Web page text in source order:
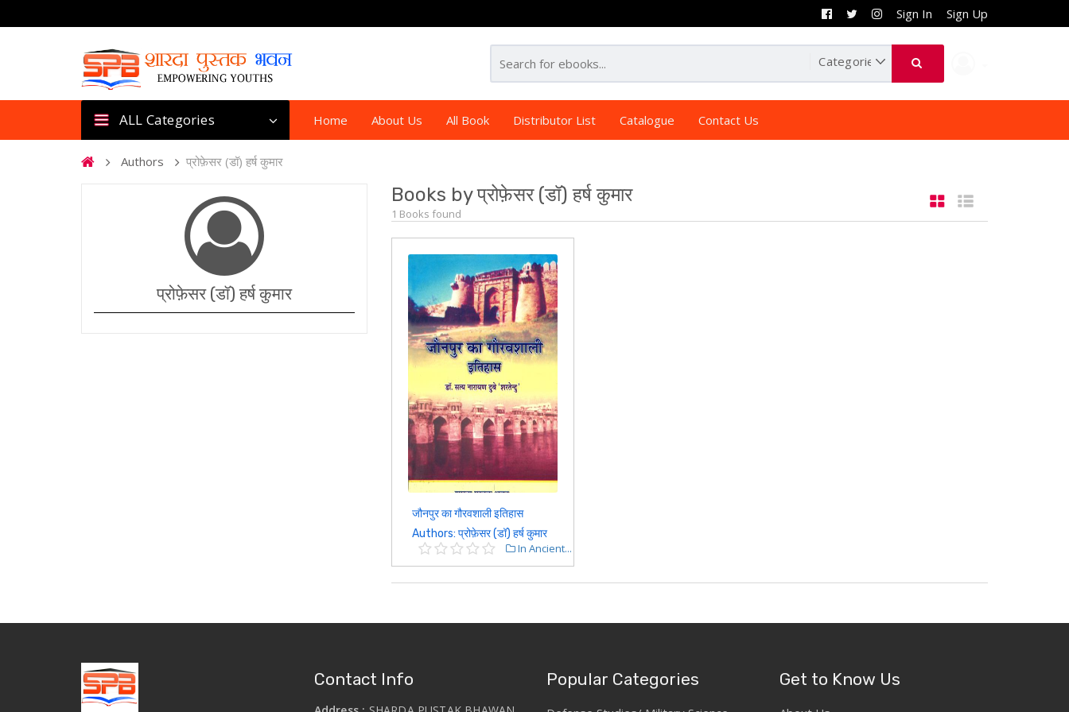
Sign In Sign Up
ALL Categories Home About Us All Book Distributor List Catalogue Contact Us
Authors प्रोफ़ेसर (डॉ) हर्ष कुमार
प्रोफ़ेसर (डॉ) हर्ष कुमार
Books by प्रोफ़ेसर (डॉ) हर्ष कुमार
1 Books found
जौनपुर का गौरवशाली इतिहास
Authors: प्रोफ़ेसर (डॉ) हर्ष कुमार
In Ancient...
Contact Info Popular Categories Get to Know Us